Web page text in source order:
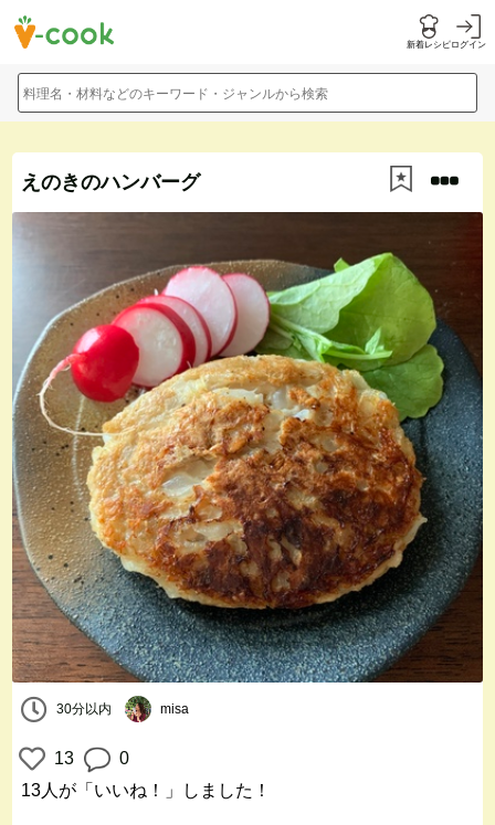
新着レシピログイン
料理名・材料などのキーワード・ジャンルから検索
えのきのハンバーグ
30分以内 misa
13
0
13人 が「いいね！」しました！